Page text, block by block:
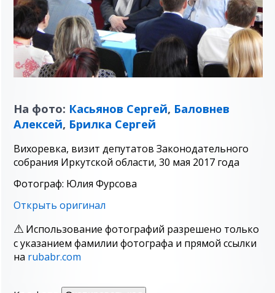
На фото: Касьянов Сергей, Баловнев
Алексей, Брилка Сергей
Вихоревка, визит депутатов Законодательного
собрания Иркутской области, 30 мая 2017 года
Фотограф: Юлия Фурсова
Открыть оригинал
Использование фотографий разрешено только
с указанием фамилии фотографа и прямой ссылки
на rubabr.com